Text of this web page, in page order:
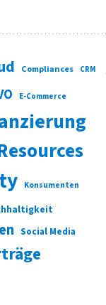
Compliances CRM
E-Commerce
Konsumenten
Social Media